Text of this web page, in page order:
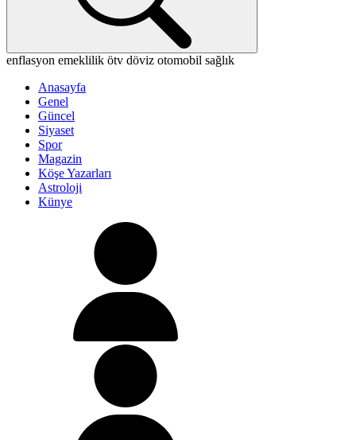
enflasyon emeklilik ötv döviz otomobil sağlık
Anasayfa
Genel
Güncel
Siyaset
Spor
Magazin
Köşe Yazarları
Astroloji
Künye